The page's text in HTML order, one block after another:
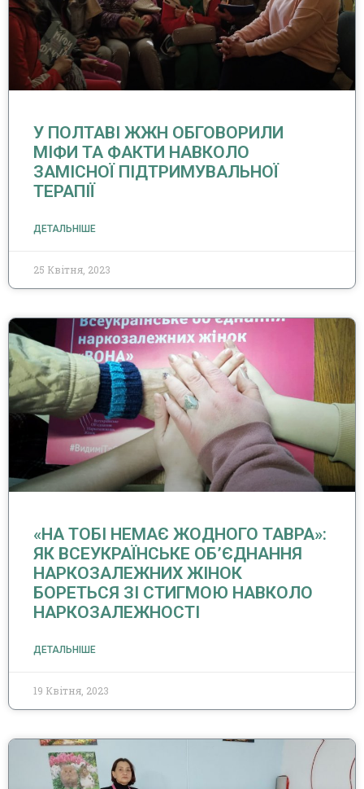
У ПОЛТАВІ ЖЖН ОБГОВОРИЛИ
МІФИ ТА ФАКТИ НАВКОЛО
ЗАМІСНОЇ ПІДТРИМУВАЛЬНОЇ
ТЕРАПІЇ
ДЕТАЛЬНІШЕ
25 Квітня, 2023
«НА ТОБІ НЕМАЄ ЖОДНОГО ТАВРА»:
ЯК ВСЕУКРАЇНСЬКЕ ОБ’ЄДНАННЯ
НАРКОЗАЛЕЖНИХ ЖІНОК
БОРЕТЬСЯ ЗІ СТИГМОЮ НАВКОЛО
НАРКОЗАЛЕЖНОСТІ
ДЕТАЛЬНІШЕ
19 Квітня, 2023